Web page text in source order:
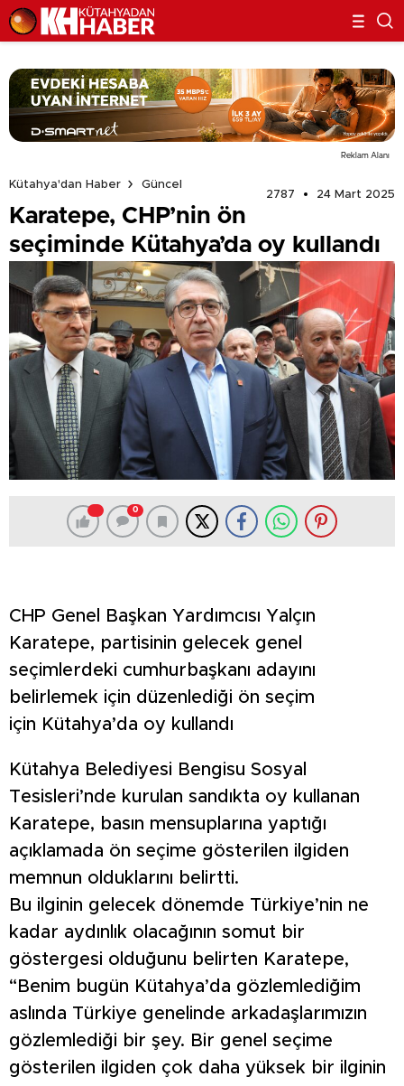
Reklam Alanı
Kütahya'dan Haber
Güncel
2787
24 Mart 2025
Karatepe, CHP’nin ön
seçiminde Kütahya’da oy kullandı
0
CHP Genel Başkan Yardımcısı Yalçın
Karatepe, partisinin gelecek genel
seçimlerdeki cumhurbaşkanı adayını
belirlemek için düzenlediği ön seçim
için Kütahya’da oy kullandı
Kütahya Belediyesi Bengisu Sosyal
Tesisleri’nde kurulan sandıkta oy kullanan
Karatepe, basın mensuplarına yaptığı
açıklamada ön seçime gösterilen ilgiden
memnun olduklarını belirtti.
Bu ilginin gelecek dönemde Türkiye’nin ne
kadar aydınlık olacağının somut bir
göstergesi olduğunu belirten Karatepe,
“Benim bugün Kütahya’da gözlemlediğim
aslında Türkiye genelinde arkadaşlarımızın
gözlemlediği bir şey. Bir genel seçime
gösterilen ilgiden çok daha yüksek bir ilginin